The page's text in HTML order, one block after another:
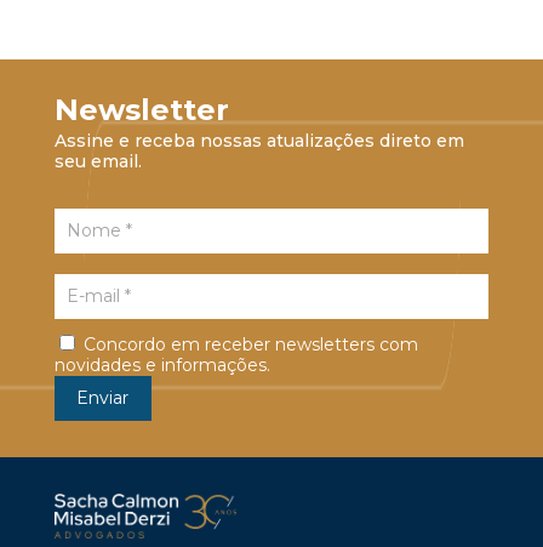
Newsletter
Assine e receba nossas atualizações direto em
seu email.
Concordo em receber newsletters com
novidades e informações.